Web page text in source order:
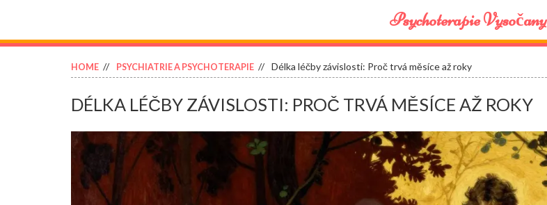
Psychoterapie Vysočany
HOME PSYCHIATRIE A PSYCHOTERAPIE Délka léčby závislosti: Proč trvá měsíce až roky
DÉLKA LÉČBY ZÁVISLOSTI: PROČ TRVÁ MĚSÍCE AŽ ROKY